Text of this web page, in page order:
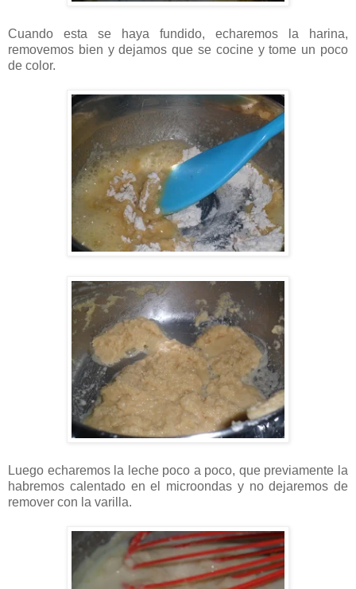
Cuando esta se haya fundido, echaremos la harina,
removemos bien y dejamos que se cocine y tome un poco
de color.
Luego echaremos la leche poco a poco, que previamente la
habremos calentado en el microondas y no dejaremos de
remover con la varilla.